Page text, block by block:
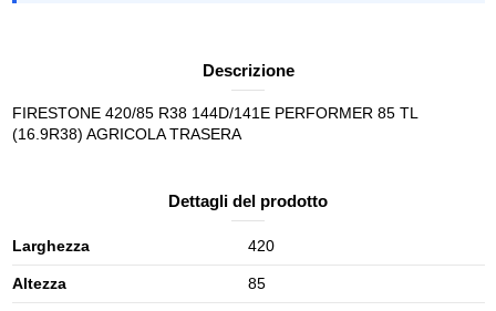
Descrizione
FIRESTONE 420/85 R38 144D/141E PERFORMER 85 TL
(16.9R38) AGRICOLA TRASERA
Dettagli del prodotto
Larghezza 420
Altezza 85